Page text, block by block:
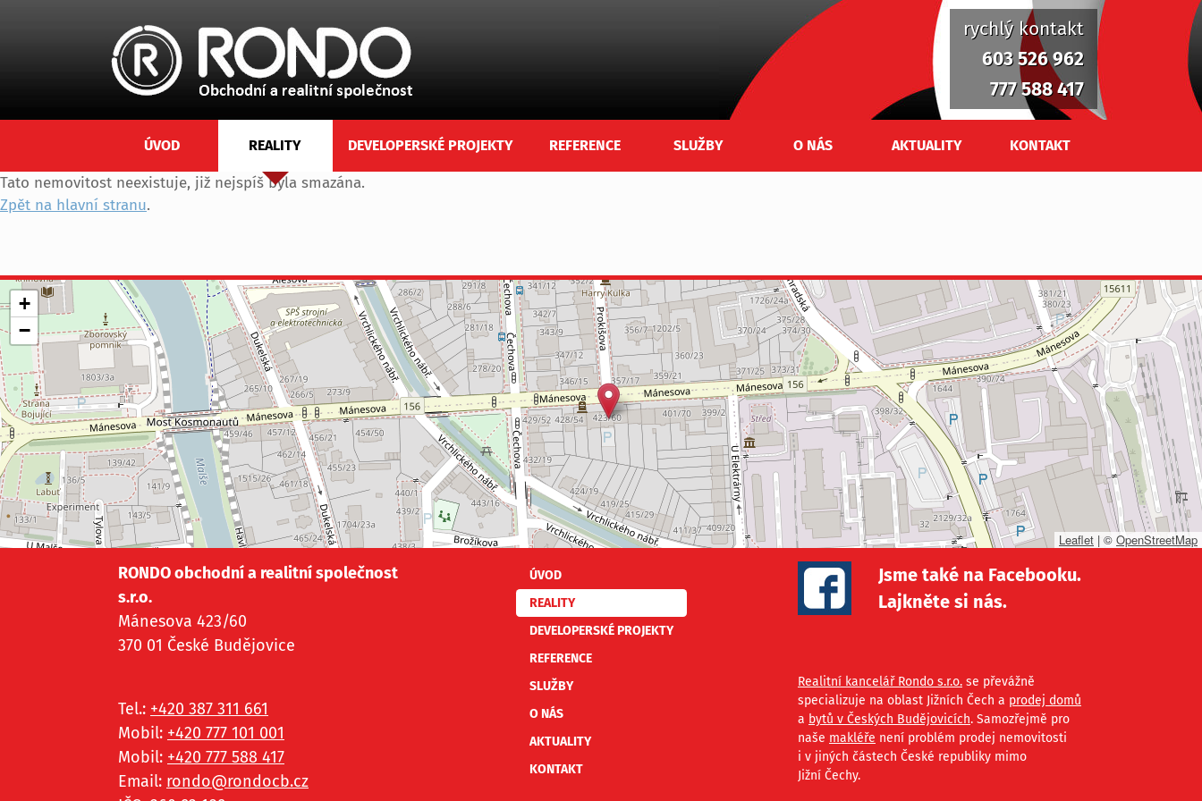
rychlý kontakt
603 526 962
777 588 417
ÚVOD REALITY DEVELOPERSKÉ PROJEKTY REFERENCE SLUŽBY O NÁS AKTUALITY KONTAKT
Tato nemovitost neexistuje, již nejspíš byla smazána.
Zpět na hlavní stranu.
+
−
Leaflet | © OpenStreetMap
RONDO obchodní a realitní společnost
s.r.o.
Mánesova 423/60
370 01 České Budějovice
Tel.: +420 387 311 661
Mobil: +420 777 101 001
Mobil: +420 777 588 417
Email: rondo@rondocb.cz
ÚVOD
REALITY
DEVELOPERSKÉ PROJEKTY
REFERENCE
SLUŽBY
O NÁS
AKTUALITY
KONTAKT
Jsme také na Facebooku.
Lajkněte si nás.
Realitní kancelář Rondo s.r.o. se převážně
specializuje na oblast Jižních Čech a prodej domů
a bytů v Českých Budějovicích. Samozřejmě pro
naše makléře není problém prodej nemovitosti
i v jiných částech České republiky mimo
Jižní Čechy.